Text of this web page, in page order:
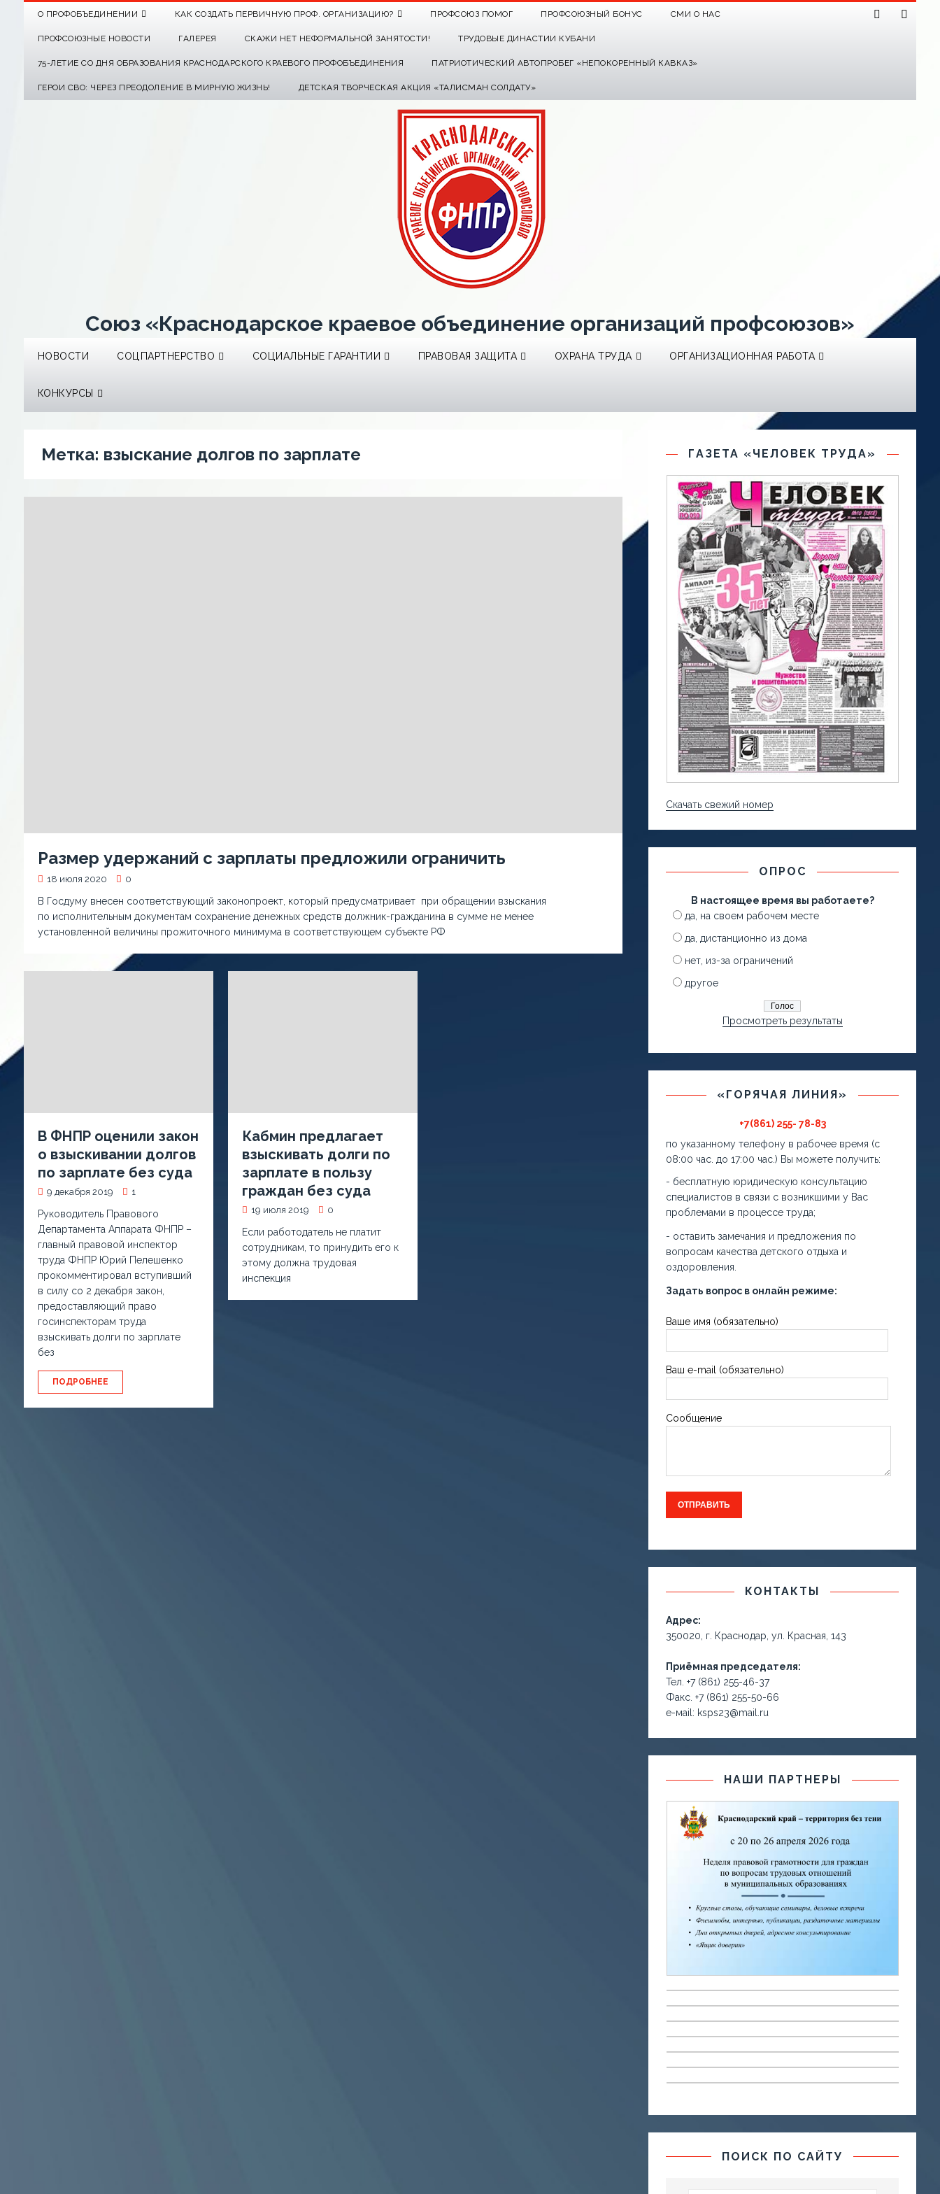
О ПРОФОБЪЕДИНЕНИИ КАК СОЗДАТЬ ПЕРВИЧНУЮ ПРОФ. ОРГАНИЗАЦИЮ? ПРОФСОЮЗ ПОМОГ ПРОФСОЮЗНЫЙ БОНУС СМИ О НАС
ПРОФСОЮЗНЫЕ НОВОСТИ ГАЛЕРЕЯ СКАЖИ НЕТ НЕФОРМАЛЬНОЙ ЗАНЯТОСТИ! ТРУДОВЫЕ ДИНАСТИИ КУБАНИ
75-ЛЕТИЕ СО ДНЯ ОБРАЗОВАНИЯ КРАСНОДАРСКОГО КРАЕВОГО ПРОФОБЪЕДИНЕНИЯ ПАТРИОТИЧЕСКИЙ АВТОПРОБЕГ «НЕПОКОРЕННЫЙ КАВКАЗ»
ГЕРОИ СВО: ЧЕРЕЗ ПРЕОДОЛЕНИЕ В МИРНУЮ ЖИЗНЬ! ДЕТСКАЯ ТВОРЧЕСКАЯ АКЦИЯ «ТАЛИСМАН СОЛДАТУ»
Союз «Краснодарское краевое объединение организаций профсоюзов»
НОВОСТИ СОЦПАРТНЕРСТВО СОЦИАЛЬНЫЕ ГАРАНТИИ ПРАВОВАЯ ЗАЩИТА ОХРАНА ТРУДА ОРГАНИЗАЦИОННАЯ РАБОТА
КОНКУРСЫ
Метка: взыскание долгов по зарплате
Размер удержаний с зарплаты предложили ограничить
18 июля 2020 0
В Госдуму внесен соответствующий законопроект, который предусматривает при обращении взыскания
по исполнительным документам сохранение денежных средств должник-гражданина в сумме не менее
установленной величины прожиточного минимума в соответствующем субъекте РФ
В ФНПР оценили закон
о взыскивании долгов
по зарплате без суда
9 декабря 2019 1
Руководитель Правового
Департамента Аппарата ФНПР –
главный правовой инспектор
труда ФНПР Юрий Пелешенко
прокомментировал вступивший
в силу со 2 декабря закон,
предоставляющий право
госинспекторам труда
взыскивать долги по зарплате
без
ПОДРОБНЕЕ
Кабмин предлагает
взыскивать долги по
зарплате в пользу
граждан без суда
19 июля 2019 0
Если работодатель не платит
сотрудникам, то принудить его к
этому должна трудовая
инспекция
ГАЗЕТА «ЧЕЛОВЕК ТРУДА»
Скачать свежий номер
ОПРОС
В настоящее время вы работаете?
да, на своем рабочем месте
да, дистанционно из дома
нет, из-за ограничений
другое
Просмотреть результаты
«ГОРЯЧАЯ ЛИНИЯ»
+7(861) 255- 78-83
по указанному телефону в рабочее время (с
08:00 час. до 17:00 час.) Вы можете получить:
- бесплатную юридическую консультацию
специалистов в связи с возникшими у Вас
проблемами в процессе труда;
- оставить замечания и предложения по
вопросам качества детского отдыха и
оздоровления.
Задать вопрос в онлайн режиме:
Ваше имя (обязательно)
Ваш e-mail (обязательно)
Сообщение
КОНТАКТЫ
Адрес:
350020, г. Краснодар, ул. Красная, 143
Приёмная председателя:
Тел. +7 (861) 255-46-37
Факс. +7 (861) 255-50-66
е-маil: ksps23@mail.ru
НАШИ ПАРТНЕРЫ
ПОИСК ПО САЙТУ